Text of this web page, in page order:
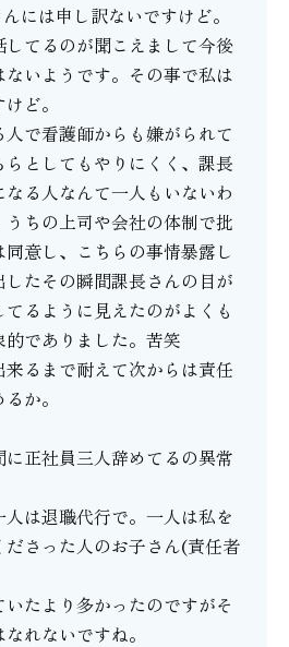
には申し訳ないですけど。
してるのが聞こえまして今後
ないようです。その事で私は
ど。
で看護師からも嫌がられて
としてもやりにくく、課長
る人なんて一人もいないわ
うちの上司や会社の体制で批
意し、こちらの事情暴露し
したその瞬間課長さんの目が
るように見えたのがよくも
でありました。苦笑
るまで耐えて次からは責任
か。
正社員三人辞めてるの異常
は退職代行で。一人は私を
さった人のお子さん(責任者
たより多かったのですがそ
れないですね。